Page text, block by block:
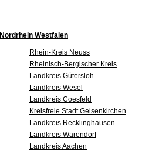
Nordrhein Westfalen
Rhein-Kreis Neuss
Rheinisch-Bergischer Kreis
Landkreis Gütersloh
Landkreis Wesel
Landkreis Coesfeld
Kreisfreie Stadt Gelsenkirchen
Landkreis Recklinghausen
Landkreis Warendorf
Landkreis Aachen